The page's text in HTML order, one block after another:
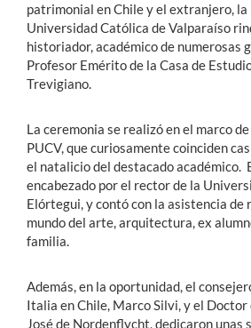
patrimonial en Chile y el extranjero,
Universidad Católica de Valparaíso
historiador, académico de numerosas
Profesor Emérito de la Casa de
Trevigiano.
La ceremonia se realizó en el marco
PUCV, que curiosamente coinciden
el natalicio del destacado académico.
encabezado por el rector de la
Elórtegui, y contó con la asistencia de
mundo del arte, arquitectura, ex
familia.
Además, en la oportunidad, el
Italia en Chile, Marco Silvi, y el
José de Nordenflycht, dedicaron unas